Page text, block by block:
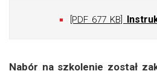
[PDF 677 KB]
Nabór na szkolenie został